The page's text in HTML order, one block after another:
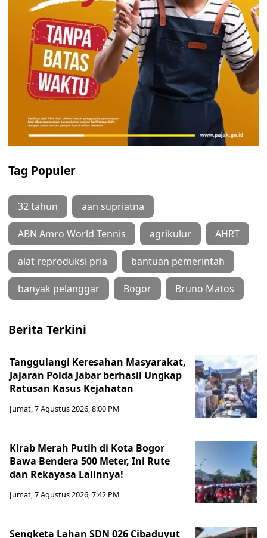
Tag Populer
32 tahun aan supriatna
ABN Amro World Tennis agrikulur AHRT
alat reproduksi pria bantuan pemerintah
banyak pelanggar Bogor Bruno Matos
Berita Terkini
Tanggulangi Keresahan Masyarakat,
Jajaran Polda Jabar berhasil Ungkap
Ratusan Kasus Kejahatan
Jumat, 7 Agustus 2026, 8:00 PM
Kirab Merah Putih di Kota Bogor
Bawa Bendera 500 Meter, Ini Rute
dan Rekayasa Lalinnya!
Jumat, 7 Agustus 2026, 7:42 PM
Sengketa Lahan SDN 026 Cibaduyut